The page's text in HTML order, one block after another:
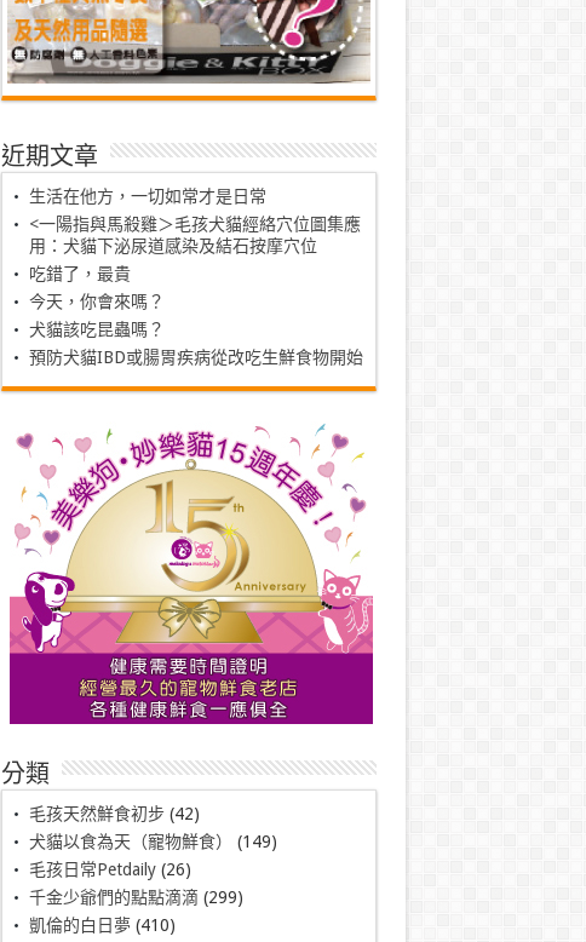
近期文章
生活在他方，一切如常才是日常
<一陽指與馬殺雞＞毛孩犬貓經絡穴位圖集應
用：犬貓下泌尿道感染及結石按摩穴位
吃錯了，最貴
今天，你會來嗎？
犬貓該吃昆蟲嗎？
預防犬貓IBD或腸胃疾病從改吃生鮮食物開始
分類
毛孩天然鮮食初步 (42)
犬貓以食為天（寵物鮮食）
(149)
毛孩日常Petdaily(26)
千金少爺們的點點滴滴 (299)
凱倫的白日夢(410)